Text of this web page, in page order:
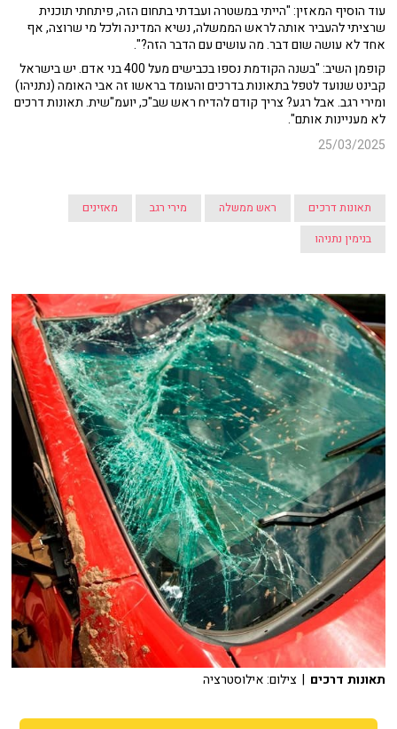
עוד הוסיף המאזין: "הייתי במשטרה ועבדתי בתחום הזה, פיתחתי תוכנית
שרציתי להעביר אותה לראש הממשלה, נשיא המדינה ולכל מי שרוצה, אף
אחד לא עושה שום דבר. מה עושים עם הדבר הזה?".
קופמן השיב: "בשנה הקודמת נספו בכבישים מעל 400 בני אדם. יש בישראל
קבינט שנועד לטפל בתאונות בדרכים והעומד בראשו זה אבי האומה (נתניהו)
ומירי רגב. אבל רגע? צריך קודם להדיח ראש שב"כ, יועמ"שית. תאונות דרכים
לא מעניינות אותם".
25/03/2025
תאונות דרכים ראש ממשלה מירי רגב
מאזינים
בנימין נתניהו
תאונות דרכים | צילום: אילוסטרציה